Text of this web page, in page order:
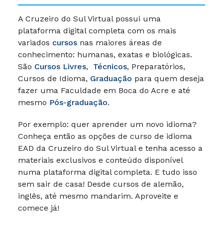
A Cruzeiro do Sul Virtual possui uma
plataforma digital completa com os mais
variados cursos nas maiores áreas de
conhecimento: humanas, exatas e biológicas.
São Cursos Livres, Técnicos, Preparatórios,
Cursos de Idioma, Graduação para quem deseja
fazer uma Faculdade em Boca do Acre e até
mesmo Pós-graduação.
Por exemplo: quer aprender um novo idioma?
Conheça então as opções de curso de idioma
EAD da Cruzeiro do Sul Virtual e tenha acesso a
materiais exclusivos e conteúdo disponível
numa plataforma digital completa. E tudo isso
sem sair de casa! Desde cursos de alemão,
inglês, até mesmo mandarim. Aproveite e
comece já!